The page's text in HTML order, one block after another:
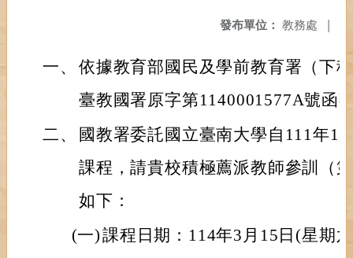
發布單位： 教務處 |
一、 依據教育部國民及學前教育署（下
臺教國署原字第1140001577A號函
二、
國教署委託國立臺南大學自111年1
課程，請貴校積極薦派教師參訓（
如下：
(一)課程日期：114年3月15日(星期